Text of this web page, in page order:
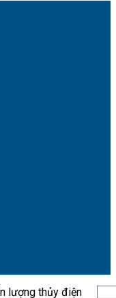
lượng thủy điện